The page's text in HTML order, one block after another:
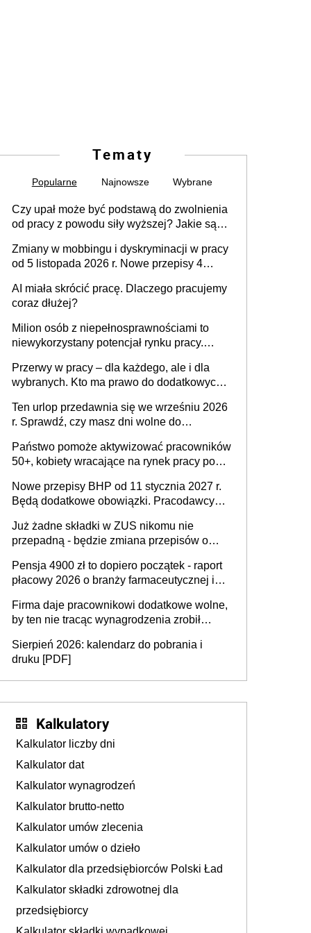
Tematy
Popularne Najnowsze Wybrane
Czy upał może być podstawą do zwolnienia
od pracy z powodu siły wyższej? Jakie są
Zmiany w mobbingu i dyskryminacji w pracy
od 5 listopada 2026 r. Nowe przepisy 4
Ustaw
AI miała skrócić pracę. Dlaczego pracujemy
coraz dłużej?
Milion osób z niepełnosprawnościami to
niewykorzystany potencjał rynku pracy.
dofinansowań czy refundacji, ale bariery po
stronie systemu i świadomości
pracodawców [WYWIAD]
Przerwy w pracy – dla każdego, ale i dla
wybranych. Kto ma prawo do dodatkowych
Ten urlop przedawnia się we wrześniu 2026
r. Sprawdź, czy masz dni wolne do
Państwo pomoże aktywizować pracowników
50+, kobiety wracające na rynek pracy po
osoby neuroatypowe. Powstanie Fundusz
na rzecz Inkluzywności w Zatrudnianiu?
Nowe przepisy BHP od 11 stycznia 2027 r.
Będą dodatkowe obowiązki. Pracodawcy
Już żadne składki w ZUS nikomu nie
przepadną - będzie zmiana przepisów o
ubezpieczeniom społecznym
Pensja 4900 zł to dopiero początek - raport
płacowy 2026 o branży farmaceutycznej i
Firma daje pracownikowi dodatkowe wolne,
by ten nie tracąc wynagrodzenia zrobił
sprawdza
Sierpień 2026: kalendarz do pobrania i
druku [PDF]
Kalkulatory
Kalkulator liczby dni
Kalkulator dat
Kalkulator wynagrodzeń
Kalkulator brutto-netto
Kalkulator umów zlecenia
Kalkulator umów o dzieło
Kalkulator dla przedsiębiorców Polski Ład
Kalkulator składki zdrowotnej dla
przedsiębiorcy